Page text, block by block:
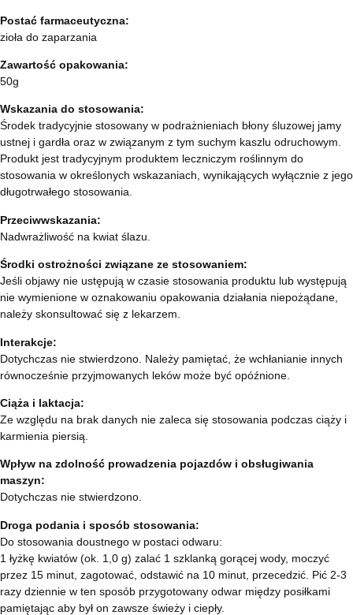
Postać farmaceutyczna:
zioła do zaparzania
Zawartość opakowania:
50g
Wskazania do stosowania:
Środek tradycyjnie stosowany w podrażnieniach błony śluzowej jamy
ustnej i gardła oraz w związanym z tym suchym kaszlu odruchowym.
Produkt jest tradycyjnym produktem leczniczym roślinnym do
stosowania w określonych wskazaniach, wynikających wyłącznie z jego
długotrwałego stosowania.
Przeciwwskazania:
Nadwrażliwość na kwiat ślazu.
Środki ostrożności związane ze stosowaniem:
Jeśli objawy nie ustępują w czasie stosowania produktu lub występują
nie wymienione w oznakowaniu opakowania działania niepożądane,
należy skonsultować się z lekarzem.
Interakcje:
Dotychczas nie stwierdzono. Należy pamiętać, że wchłanianie innych
równocześnie przyjmowanych leków może być opóźnione.
Ciąża i laktacja:
Ze względu na brak danych nie zaleca się stosowania podczas ciąży i
karmienia piersią.
Wpływ na zdolność prowadzenia pojazdów i obsługiwania
maszyn:
Dotychczas nie stwierdzono.
Droga podania i sposób stosowania:
Do stosowania doustnego w postaci odwaru:
1 łyżkę kwiatów (ok. 1,0 g) zalać 1 szklanką gorącej wody, moczyć
przez 15 minut, zagotować, odstawić na 10 minut, przecedzić. Pić 2-3
razy dziennie w ten sposób przygotowany odwar między posiłkami
pamiętając aby był on zawsze świeży i ciepły.